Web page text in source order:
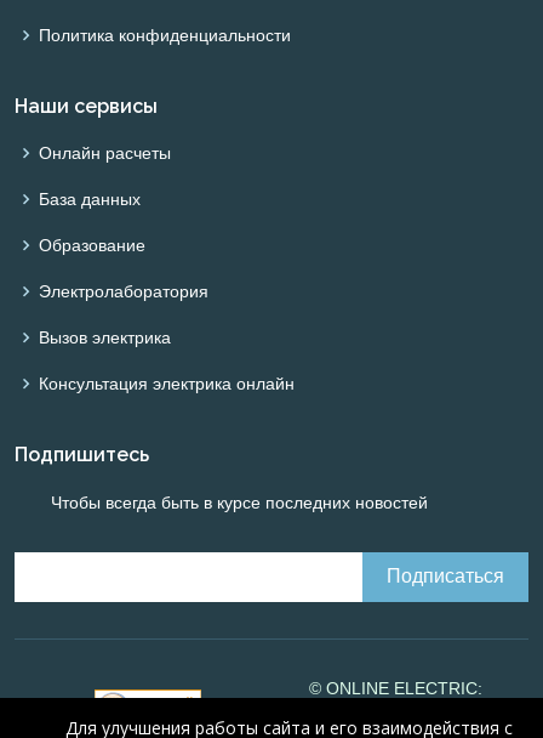
Политика конфиденциальности
Наши сервисы
Онлайн расчеты
База данных
Образование
Электролаборатория
Вызов электрика
Консультация электрика онлайн
Подпишитесь
Чтобы всегда быть в курсе последних новостей
© ONLINE ELECTRIC:
Для улучшения работы сайта и его взаимодействия с